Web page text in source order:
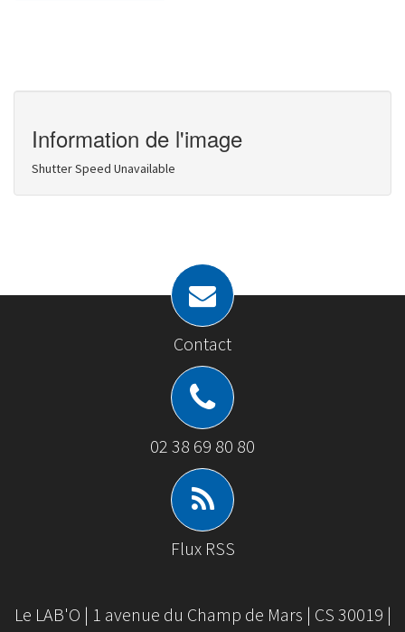
Information de l'image
Shutter Speed Unavailable
Contact
02 38 69 80 80
Flux RSS
Le LAB'O | 1 avenue du Champ de Mars | CS 30019 |